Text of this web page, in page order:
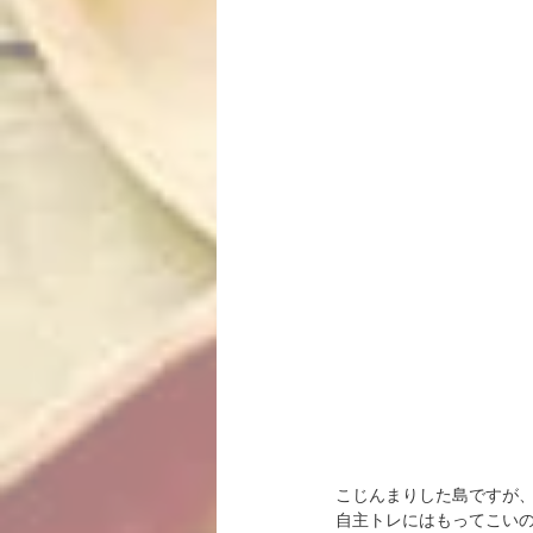
こじんまりした島ですが、
自主トレにはもってこい